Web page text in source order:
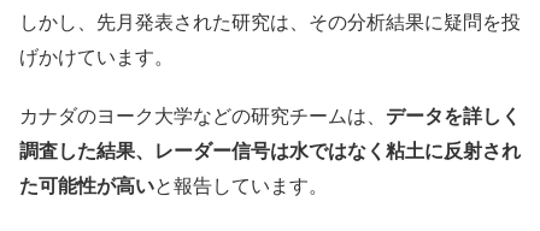
しかし、先月発表された研究は、その分析結果に疑問を投
げかけています。
カナダのヨーク大学などの研究チームは、 データを詳しく
調査した結果、レーダー信号は水ではなく粘土に反射され
た可能性が高いと報告しています。